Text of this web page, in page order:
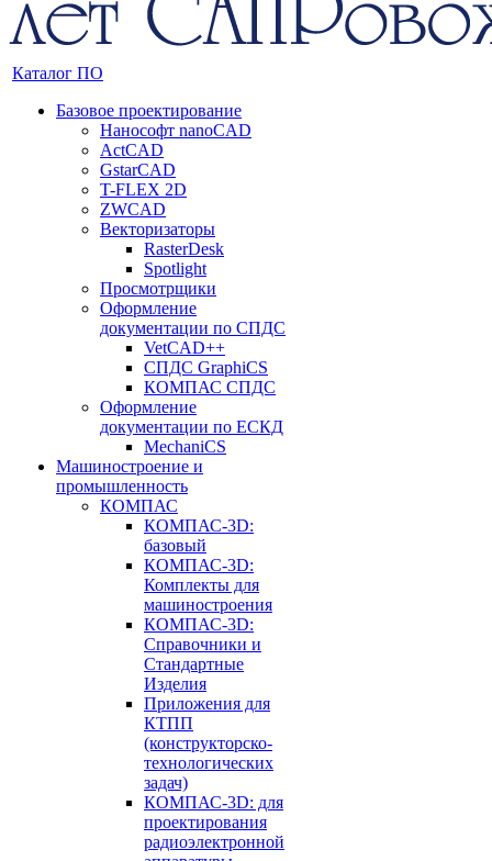
Каталог ПО
Базовое проектирование
Нанософт nanoCAD
ActCAD
GstarCAD
T-FLEX 2D
ZWCAD
Векторизаторы
RasterDesk
Spotlight
Просмотрщики
Оформление
документации по СПДС
VetCAD++
СПДС GraphiCS
КОМПАС СПДС
Оформление
документации по ЕСКД
MechaniCS
Машиностроение и
промышленность
КОМПАС
КОМПАС-3D:
базовый
КОМПАС-3D:
Комплекты для
машиностроения
КОМПАС-3D:
Справочники и
Стандартные
Изделия
Приложения для
КТПП
(конструкторско-
технологических
задач)
КОМПАС-3D: для
проектирования
радиоэлектронной